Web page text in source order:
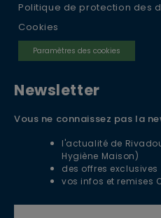
Politique de protection des
Cookies
Paramètres des cookies
Newsletter
Vous ne connaissez pas la
l'actualité de
Hygiène Maison)
des offres exclusives
vos infos et remises